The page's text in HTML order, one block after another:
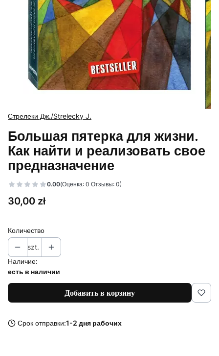
Стрелеки Дж./Strelecky J.
Большая пятерка для жизни.
Как найти и реализовать свое
предназначение
0.00(Оценка: 0 Отзывы: 0)
Цена
30,00 zł
Количество
szt.
Наличие:
есть в наличии
Добавить в корзину
Срок отправки:1-2 дня рабочих